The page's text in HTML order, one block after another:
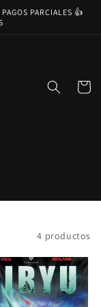
PARCIALES 👍
Carrito
4 productos